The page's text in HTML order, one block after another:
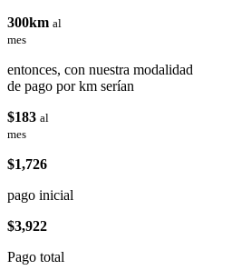
300km al
mes
entonces, con nuestra modalidad
de pago por km serían
$183 al
mes
$1,726
pago inicial
$3,922
Pago total